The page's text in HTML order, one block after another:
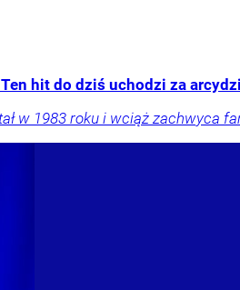
hit do dziś uchodzi za
w 1983 roku i wciąż zachwyca